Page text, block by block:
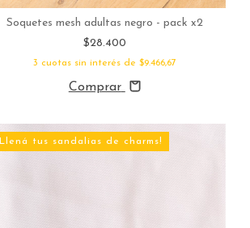
Soquetes mesh adultas negro - pack x2
$28.400
3 cuotas sin interés de$9.466,67
Comprar
Llená tus sandalias de charms!